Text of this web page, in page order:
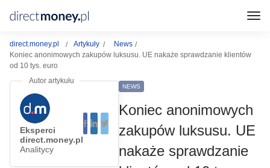
direct.money.pl Artykuły
News
Koniec anonimowych zakupów luksusu. UE nakaże sprawdzanie klientów
od 10 tys. euro
Eksperci
direct.money.pl
Analitycy
NEWS
Koniec anonimowych
zakupów luksusu. UE
nakaże sprawdzanie